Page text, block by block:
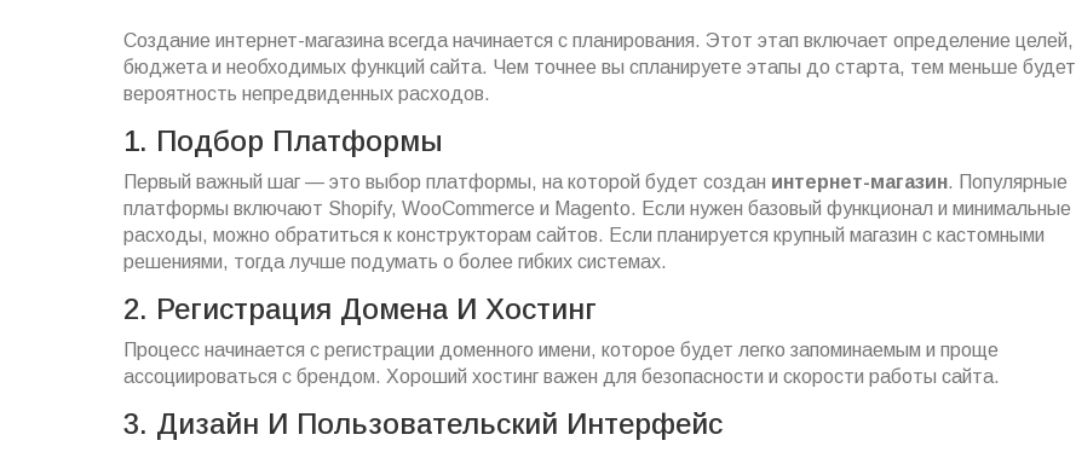
Создание интернет-магазина всегда начинается с планирования. Этот этап включает определение целей,
бюджета и необходимых функций сайта. Чем точнее вы спланируете этапы до старта, тем меньше будет
вероятность непредвиденных расходов.
1. Подбор Платформы
Первый важный шаг — это выбор платформы, на которой будет создан интернет-магазин. Популярные
платформы включают Shopify, WooCommerce и Magento. Если нужен базовый функционал и минимальные
расходы, можно обратиться к конструкторам сайтов. Если планируется крупный магазин с кастомными
решениями, тогда лучше подумать о более гибких системах.
2. Регистрация Домена И Хостинг
Процесс начинается с регистрации доменного имени, которое будет легко запоминаемым и проще
ассоциироваться с брендом. Хороший хостинг важен для безопасности и скорости работы сайта.
3. Дизайн И Пользовательский Интерфейс